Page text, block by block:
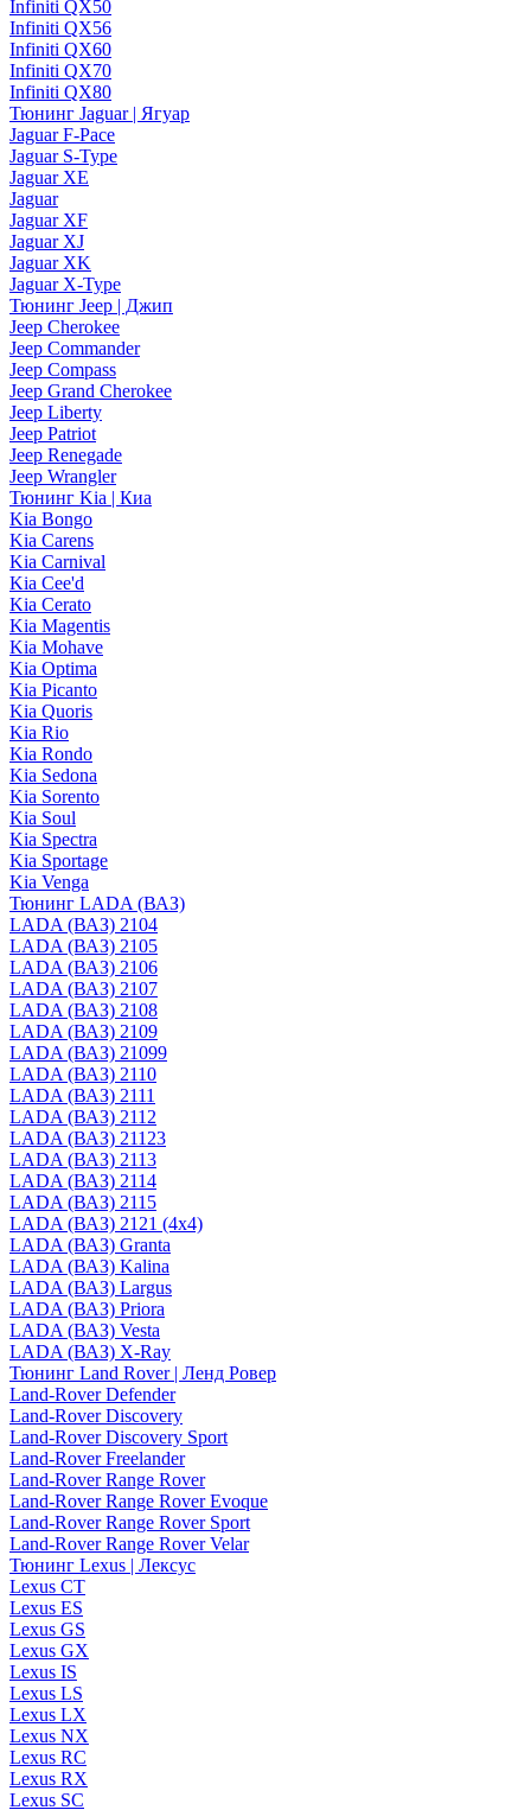
Infiniti QX50
Infiniti QX56
Infiniti QX60
Infiniti QX70
Infiniti QX80
Тюнинг Jaguar | Ягуар
Jaguar F-Pace
Jaguar S-Type
Jaguar XE
Jaguar
Jaguar XF
Jaguar XJ
Jaguar XK
Jaguar X-Type
Тюнинг Jeep | Джип
Jeep Cherokee
Jeep Commander
Jeep Compass
Jeep Grand Cherokee
Jeep Liberty
Jeep Patriot
Jeep Renegade
Jeep Wrangler
Тюнинг Kia | Киа
Kia Bongo
Kia Carens
Kia Carnival
Kia Cee'd
Kia Cerato
Kia Magentis
Kia Mohave
Kia Optima
Kia Picanto
Kia Quoris
Kia Rio
Kia Rondo
Kia Sedona
Kia Sorento
Kia Soul
Kia Spectra
Kia Sportage
Kia Venga
Тюнинг LADA (ВАЗ)
LADA (ВАЗ) 2104
LADA (ВАЗ) 2105
LADA (ВАЗ) 2106
LADA (ВАЗ) 2107
LADA (ВАЗ) 2108
LADA (ВАЗ) 2109
LADA (ВАЗ) 21099
LADA (ВАЗ) 2110
LADA (ВАЗ) 2111
LADA (ВАЗ) 2112
LADA (ВАЗ) 21123
LADA (ВАЗ) 2113
LADA (ВАЗ) 2114
LADA (ВАЗ) 2115
LADA (ВАЗ) 2121 (4x4)
LADA (ВАЗ) Granta
LADA (ВАЗ) Kalina
LADA (ВАЗ) Largus
LADA (ВАЗ) Priora
LADA (ВАЗ) Vesta
LADA (ВАЗ) X-Ray
Тюнинг Land Rover | Ленд Ровер
Land-Rover Defender
Land-Rover Discovery
Land-Rover Discovery Sport
Land-Rover Freelander
Land-Rover Range Rover
Land-Rover Range Rover Evoque
Land-Rover Range Rover Sport
Land-Rover Range Rover Velar
Тюнинг Lexus | Лексус
Lexus CT
Lexus ES
Lexus GS
Lexus GX
Lexus IS
Lexus LS
Lexus LX
Lexus NX
Lexus RC
Lexus RX
Lexus SC